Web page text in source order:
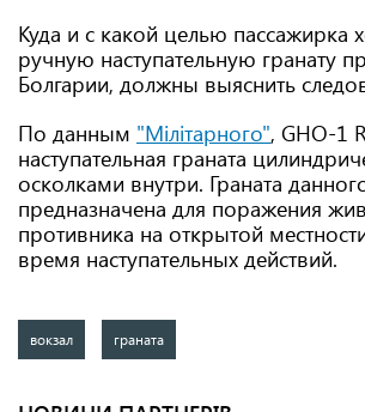
Куда и с какой целью пассажирка
ручную наступательную гранату
Болгарии, должны выяснить
По данным "Мілітарного", GHO-1
наступательная граната
осколками внутри. Граната
предназначена для поражения
противника на открытой
время наступательных действий.
вокзал граната